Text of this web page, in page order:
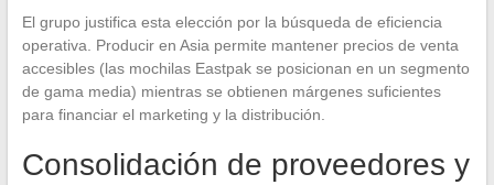
El grupo justifica esta elección por la búsqueda de eficiencia
operativa. Producir en Asia permite mantener precios de venta
accesibles (las mochilas Eastpak se posicionan en un segmento
de gama media) mientras se obtienen márgenes suficientes
para financiar el marketing y la distribución.
Consolidación de proveedores y